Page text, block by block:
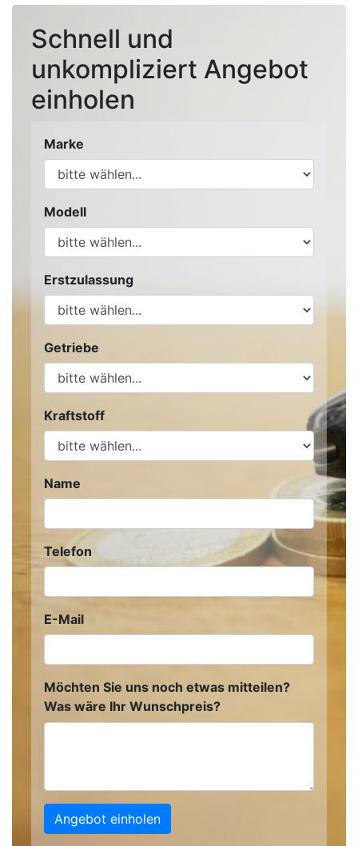
Schnell und
unkompliziert Angebot
einholen
Marke
Modell
Erstzulassung
Getriebe
Kraftstoff
Name
Telefon
E-Mail
Möchten Sie uns noch etwas mitteilen?
Was wäre Ihr Wunschpreis?
Angebot einholen